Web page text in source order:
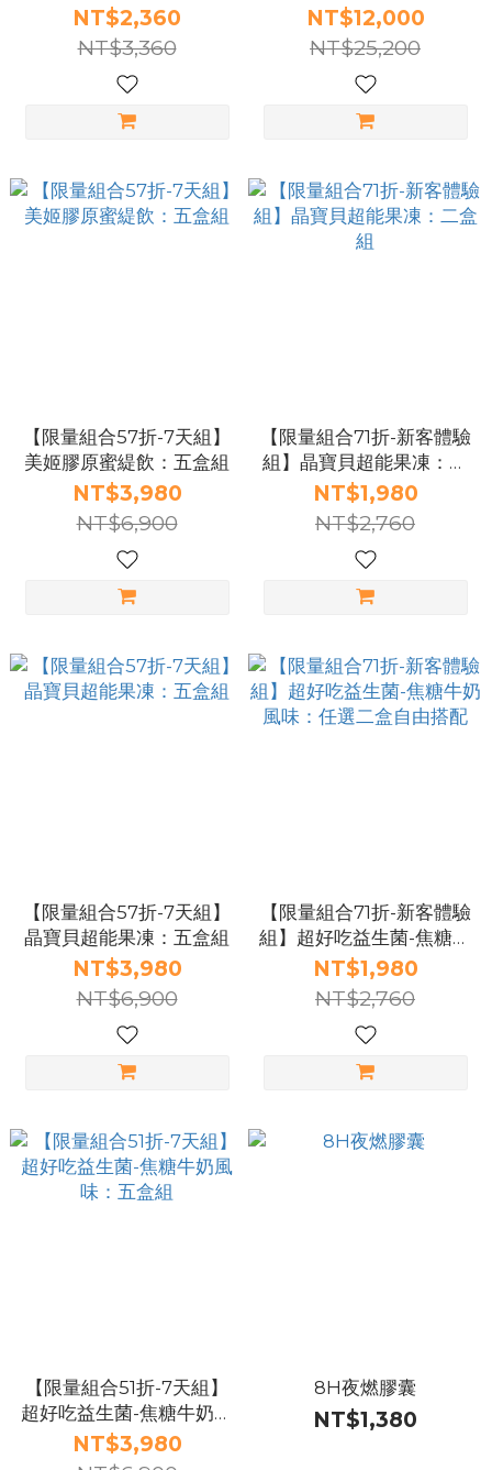
EPAX高濃度Omega-3魚
油(60粒×2盒)（預購8月
出貨）
NT$2,360
NT$3,360
EPAX高濃度Omega-3魚
油(60粒×15盒)（預購8月
出貨）
NT$12,000
NT$25,200
【限量組合57折-7天組】
美姬膠原蜜緹飲：五盒組
NT$3,980
NT$6,900
【限量組合71折-新客體驗
組】晶寶貝超能果凍：二
盒組
NT$1,980
NT$2,760
【限量組合57折-7天組】
晶寶貝超能果凍：五盒組
NT$3,980
NT$6,900
【限量組合71折-新客體驗
組】超好吃益生菌-焦糖牛
奶風味：任選二盒自由搭
配
NT$1,980
NT$2,760
【限量組合51折-7天組】
超好吃益生菌-焦糖牛奶風
味：五盒組
NT$3,980
8H夜燃膠囊
NT$1,380